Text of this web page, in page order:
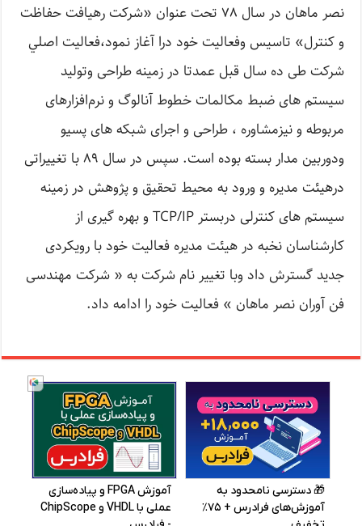
نصر ماهان در سال‌ ۷۸ تحت عنوان «شركت رهیافت حفاظت
و کنترل» تاسیس وفعالیت خود درا آغاز نمود،فعاليت اصلي
شركت طی ده سال قبل عمدتا در زمينه طراحی وتوليد
سیستم های ضبط مکالمات خطوط آنالوگ و نرم‌افزارهای
مربوطه و نیزمشاوره ، طراحی و اجرای شبکه های پسیو
ودوربین مدار بسته بوده است. سپس در سال‌ ۸۹ با تغییراتی
درهیئت مدیره و ورود به محیط تحقیق و پژوهش در زمینه
سیستم های کنترلی دربستر TCP/IP و بهره گیری از
کارشناسان نخبه در هیئت مدیره فعالیت خود با رویکردی
جدید گسترش داد وبا تغییر نام شرکت به « شرکت مهندسی
فن آوران نصر ماهان » فعالیت خود را ادامه داد.